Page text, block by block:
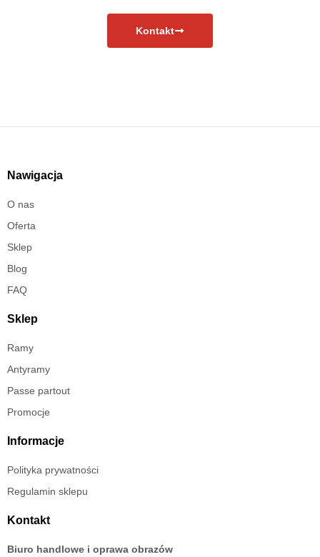
Kontakt
Nawigacja
O nas
Oferta
Sklep
Blog
FAQ
Sklep
Ramy
Antyramy
Passe partout
Promocje
Informacje
Polityka prywatności
Regulamin sklepu
Kontakt
Biuro handlowe i oprawa obrazów